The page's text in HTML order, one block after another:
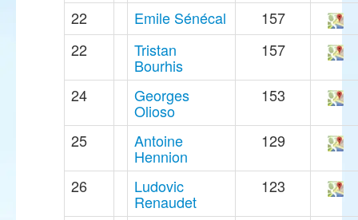
22
Emile Sénécal
157
22
Tristan
Bourhis
157
24 Georges
Olioso
153
25 Antoine
Hennion
129
26 Ludovic
Renaudet
123